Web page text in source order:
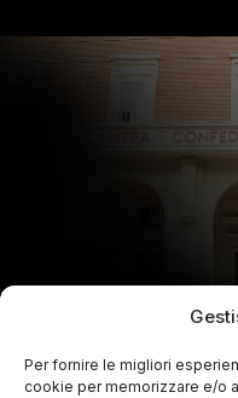
Per fornire le migliori
cookie per memorizzare e/o